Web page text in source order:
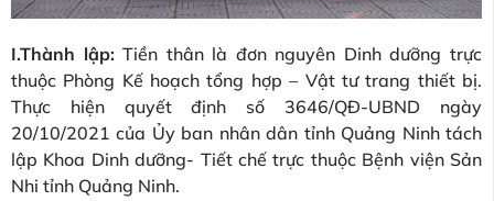
I.Thành lập:Tiền thân là đơn nguyên Dinh dưỡng trực
thuộc Phòng Kế hoạch tổng hợp – Vật tư trang thiết bị.
Thực hiện quyết định số 3646/QĐ-UBND ngày
20/10/2021 của Ủy ban nhân dân tỉnh Quảng Ninh tách
lập Khoa Dinh dưỡng- Tiết chế trực thuộc Bệnh viện Sản
Nhi tỉnh Quảng Ninh.